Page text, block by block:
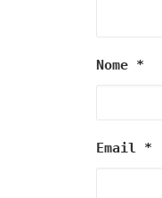
Nome *
Email *